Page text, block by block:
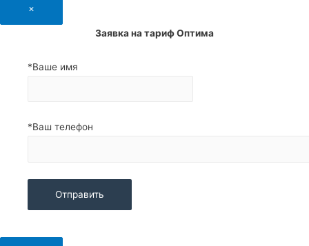
×
Заявка на тариф Оптима
*Ваше имя
*Ваш телефон